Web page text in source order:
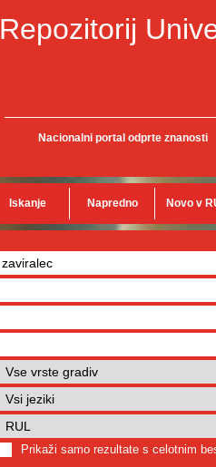
Repozitorij
Nacionalni portal odprte znanosti
Iskanje Napredno Novo v
Prikaži samo rezultate s celotnim